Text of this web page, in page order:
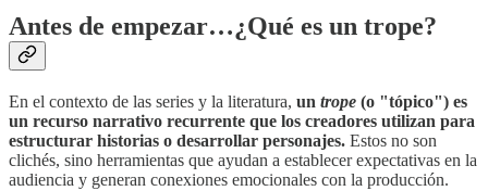
Antes de empezar…¿Qué es un trope?
En el contexto de las series y la literatura, un trope (o "tópico") es
un recurso narrativo recurrente que los creadores utilizan para
estructurar historias o desarrollar personajes. Estos no son
clichés, sino herramientas que ayudan a establecer expectativas en la
audiencia y generan conexiones emocionales con la producción.